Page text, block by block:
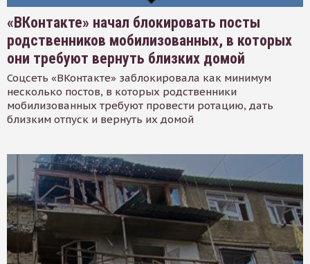
«ВКонтакте» начал блокировать посты
родственников мобилизованных, в которых
они требуют вернуть близких домой
Соцсеть «ВКонтакте» заблокировала как минимум
несколько постов, в которых родственники
мобилизованных требуют провести ротацию, дать
близким отпуск и вернуть их домой